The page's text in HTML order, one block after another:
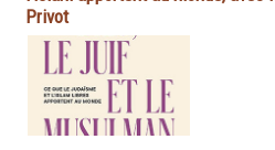
Privot